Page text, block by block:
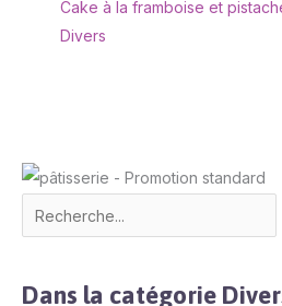
série «
telles
Cake à la framboise et
Divers
Dans la catégorie